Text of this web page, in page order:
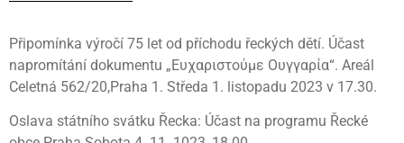
Připomínka výročí 75 let od příchodu řeckých dětí. Účast
napromítání dokumentu „Ευχαριστούμε Ουγγαρία“. Areál
Celetná 562/20,Praha 1. Středa 1. listopadu 2023 v 17.30.
Oslava státního svátku Řecka: Účast na programu Řecké